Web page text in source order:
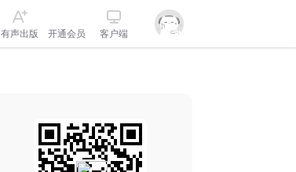
有声出版 开通会员 客户端